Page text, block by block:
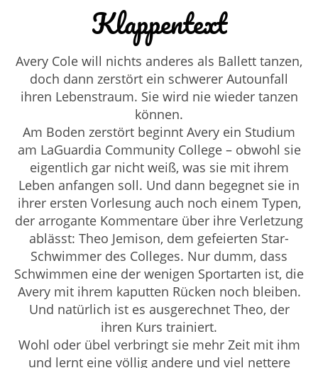
Klappentext
Avery Cole will nichts anderes als Ballett tanzen,
doch dann zerstört ein schwerer Autounfall
ihren Lebenstraum. Sie wird nie wieder tanzen
können.
Am Boden zerstört beginnt Avery ein Studium
am LaGuardia Community College – obwohl sie
eigentlich gar nicht weiß, was sie mit ihrem
Leben anfangen soll. Und dann begegnet sie in
ihrer ersten Vorlesung auch noch einem Typen,
der arrogante Kommentare über ihre Verletzung
ablässt: Theo Jemison, dem gefeierten Star-
Schwimmer des Colleges. Nur dumm, dass
Schwimmen eine der wenigen Sportarten ist, die
Avery mit ihrem kaputten Rücken noch bleiben.
Und natürlich ist es ausgerechnet Theo, der
ihren Kurs trainiert.
Wohl oder übel verbringt sie mehr Zeit mit ihm
und lernt eine völlig andere und viel nettere